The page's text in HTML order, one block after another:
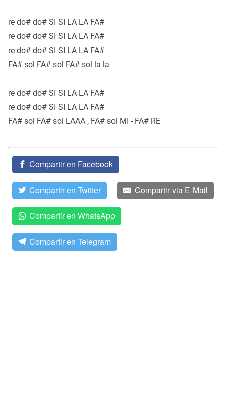
re do# do# SI SI LA LA FA#
re do# do# SI SI LA LA FA#
re do# do# SI SI LA LA FA#
FA# sol FA# sol FA# sol la la
re do# do# SI SI LA LA FA#
re do# do# SI SI LA LA FA#
FA# sol FA# sol LAAA , FA# sol MI - FA# RE
Compartir en Facebook
Compartir en Twitter Compartir via E-Mail
Compartir en WhatsApp
Compartir en Telegram